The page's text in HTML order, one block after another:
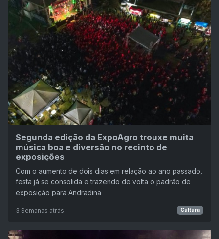
Segunda edição da ExpoAgro trouxe muita
música boa e diversão no recinto de
exposições
Com o aumento de dois dias em relação ao ano passado,
festa já se consolida e trazendo de volta o padrão de
exposição para Andradina
3 Semanas atrás Cultura